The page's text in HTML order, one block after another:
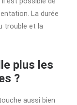
La durée
trouble et la
plus les
?
aussi bien